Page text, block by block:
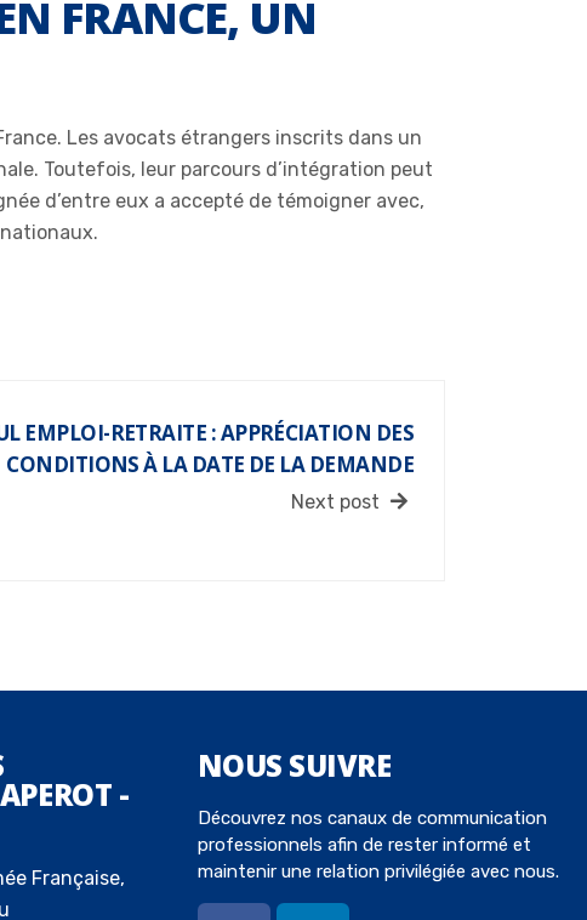
FRANCE, UN
Les avocats étrangers inscrits dans un
Toutefois, leur parcours d’intégration peut
d’entre eux a accepté de témoigner avec,
EMPLOI-RETRAITE : APPRÉCIATION DES
CONDITIONS À LA DATE DE LA DEMANDE
Next post
-
Française,
NOUS SUIVRE
Découvrez nos canaux de communication
professionnels afin de rester informé et
maintenir une relation privilégiée avec nous.